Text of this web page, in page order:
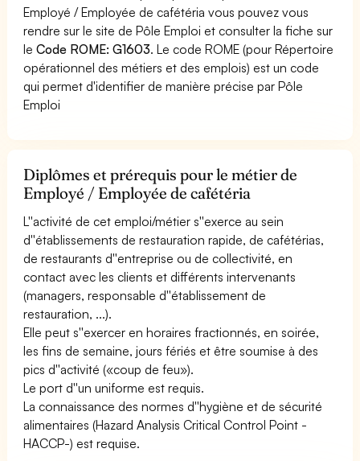
Employé / Employée de cafétéria vous pouvez vous
rendre sur le site de Pôle Emploi et consulter la fiche sur
leCode ROME: G1603. Le code ROME (pour Répertoire
opérationnel des métiers et des emplois) est un code
qui permet d'identifier de manière précise par Pôle
Emploi
Diplômes et prérequis pour le métier de
Employé / Employée de cafétéria
L''activité de cet emploi/métier s''exerce au sein
d''établissements de restauration rapide, de cafétérias,
de restaurants d''entreprise ou de collectivité, en
contact avec les clients et différents intervenants
(managers, responsable d''établissement de
restauration, ...).
Elle peut s''exercer en horaires fractionnés, en soirée,
les fins de semaine, jours fériés et être soumise à des
pics d''activité («coup de feu»).
Le port d''un uniforme est requis.
La connaissance des normes d''hygiène et de sécurité
alimentaires (Hazard Analysis Critical Control Point -
HACCP-) est requise.